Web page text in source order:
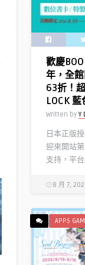
歡慶
年，全
63折！
LOCK
Written by Y
日本正版
迎來開站
支持，平
8 月 7,
APPS